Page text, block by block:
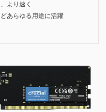
より速く
あらゆる用途に活躍